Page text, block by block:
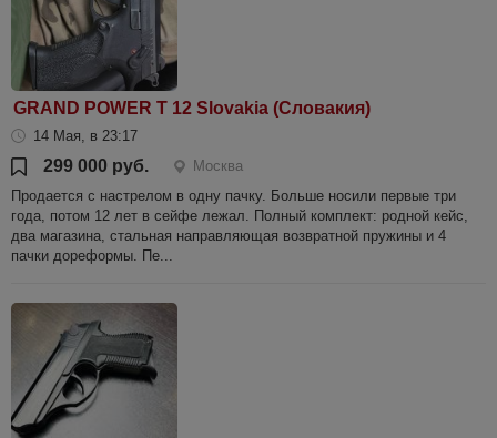
GRAND POWER T 12 Slovakia (Словакия)
14 Мая, в 23:17
299 000 руб.
Москва
Продается с настрелом в одну пачку. Больше носили первые три
года, потом 12 лет в сейфе лежал. Полный комплект: родной кейс,
два магазина, стальная направляющая возвратной пружины и 4
пачки дореформы. Пе...